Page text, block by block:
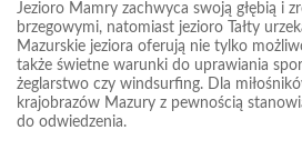
Jezioro Mamry zachwyca swoją głębią i
brzegowymi, natomiast jezioro Tałty
Mazurskie jeziora oferują nie tylko
także świetne warunki do uprawiania
żeglarstwo czy windsurfing. Dla
krajobrazów Mazury z pewnością
do odwiedzenia.